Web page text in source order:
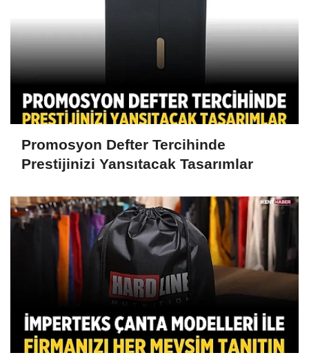
Promosyon Defter Tercihinde
Prestijinizi Yansıtacak Tasarımlar